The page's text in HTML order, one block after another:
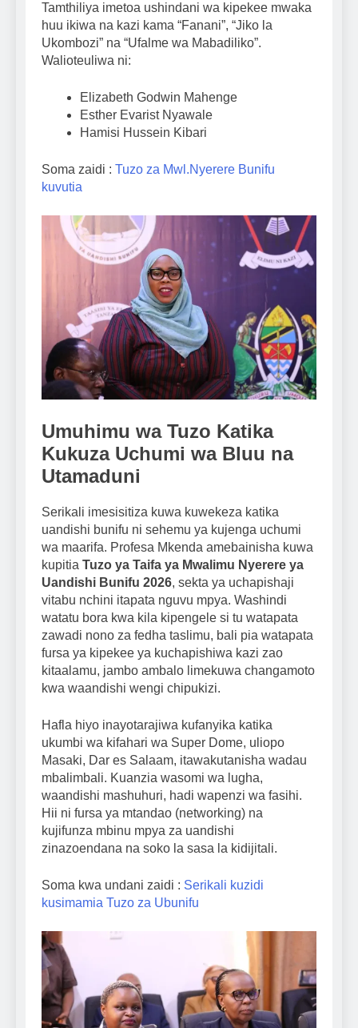
Tamthiliya imetoa ushindani wa kipekee mwaka
huu ikiwa na kazi kama “Fanani”, “Jiko la
Ukombozi” na “Ufalme wa Mabadiliko”.
Walioteuliwa ni:
Elizabeth Godwin Mahenge
Esther Evarist Nyawale
Hamisi Hussein Kibari
Soma zaidi : Tuzo za Mwl.Nyerere Bunifu
kuvutia
Umuhimu wa Tuzo Katika
Kukuza Uchumi wa Bluu na
Utamaduni
Serikali imesisitiza kuwa kuwekeza katika
uandishi bunifu ni sehemu ya kujenga uchumi
wa maarifa. Profesa Mkenda amebainisha kuwa
kupitia Tuzo ya Taifa ya Mwalimu Nyerere ya
Uandishi Bunifu 2026, sekta ya uchapishaji
vitabu nchini itapata nguvu mpya. Washindi
watatu bora kwa kila kipengele si tu watapata
zawadi nono za fedha taslimu, bali pia watapata
fursa ya kipekee ya kuchapishiwa kazi zao
kitaalamu, jambo ambalo limekuwa changamoto
kwa waandishi wengi chipukizi.
Hafla hiyo inayotarajiwa kufanyika katika
ukumbi wa kifahari wa Super Dome, uliopo
Masaki, Dar es Salaam, itawakutanisha wadau
mbalimbali. Kuanzia wasomi wa lugha,
waandishi mashuhuri, hadi wapenzi wa fasihi.
Hii ni fursa ya mtandao (networking) na
kujifunza mbinu mpya za uandishi
zinazoendana na soko la sasa la kidijitali.
Soma kwa undani zaidi : Serikali kuzidi
kusimamia Tuzo za Ubunifu